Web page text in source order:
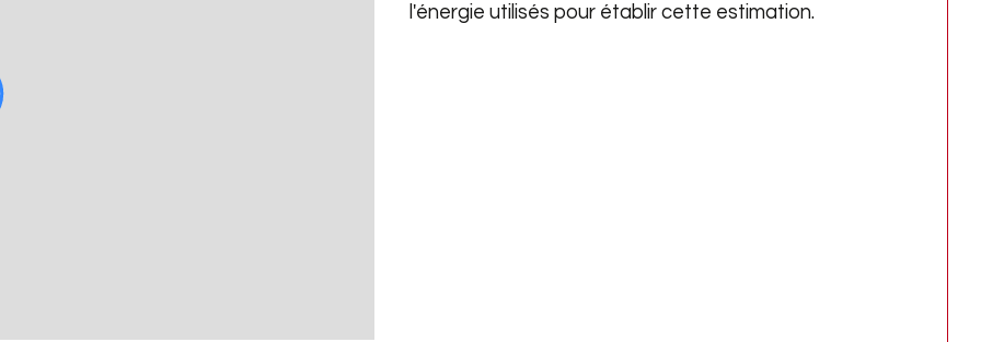
l'énergie utilisés pour établir cette estimation.